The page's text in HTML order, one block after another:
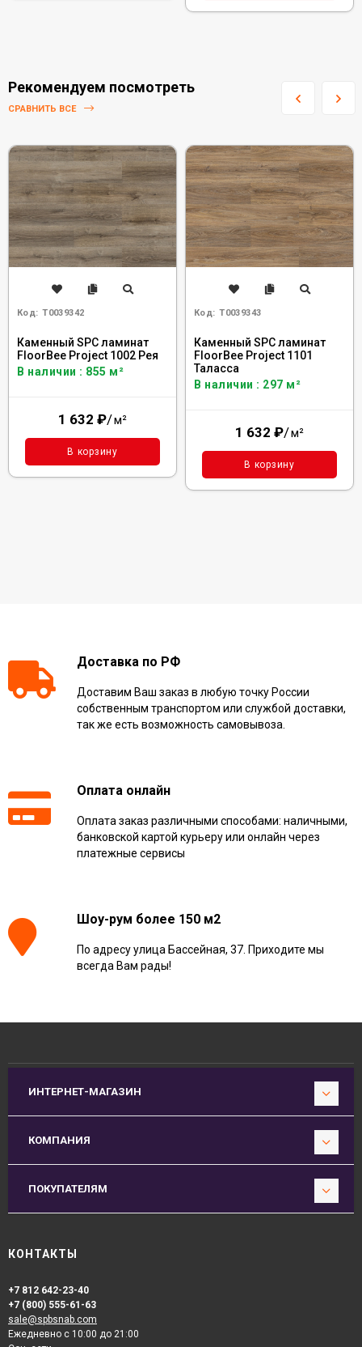
Рекомендуем посмотреть
СРАВНИТЬ ВСЕ
Код: Т0039342
Каменный SPC ламинат
FloorBee Project 1002 Рея
В наличии : 855 м²
1 632 ₽/м²
В корзину
Код: Т0039343
Каменный SPC ламинат
FloorBee Project 1101
Таласса
В наличии : 297 м²
1 632 ₽/м²
В корзину
Доставка по РФ
Доставим Ваш заказ в любую точку России
собственным транспортом или службой доставки,
так же есть возможность самовывоза.
Оплата онлайн
Оплата заказ различными способами: наличными,
банковской картой курьеру или онлайн через
платежные сервисы
Шоу-рум более 150 м2
По адресу улица Бассейная, 37. Приходите мы
всегда Вам рады!
ИНТЕРНЕТ-МАГАЗИН
КОМПАНИЯ
ПОКУПАТЕЛЯМ
КОНТАКТЫ
+7 812 642-23-40
+7 (800) 555-61-63
sale@spbsnab.com
Ежедневно с 10:00 до 21:00